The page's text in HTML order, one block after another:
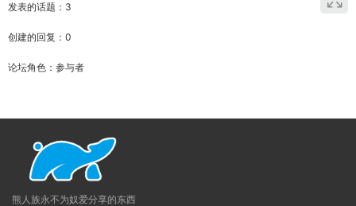
发表的话题：3
创建的回复：0
论坛角色：参与者
熊人族永不为奴爱分享的东西